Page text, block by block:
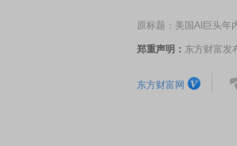
原标题：美国AI巨头年
郑重声明： 东方财富发
东方财富网
K90 至尊版 新品发布会